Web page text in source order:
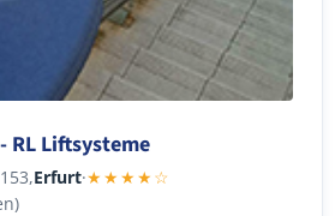
RL Liftsysteme
Erfurt·★★★★☆